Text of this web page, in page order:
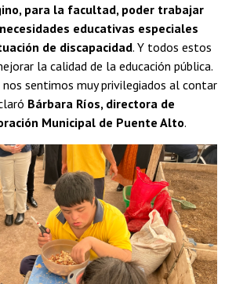
para la facultad, poder trabajar
educativas especiales
de discapacidad. Y todos estos
la calidad de la educación pública.
sentimos muy privilegiados al contar
Bárbara Ríos, directora de
Municipal de Puente Alto.